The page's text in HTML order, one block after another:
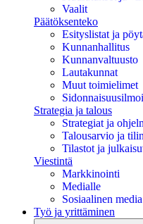
Vaalit
Päätöksenteko
Esityslistat ja
Kunnanhallitus
Kunnanvaltuusto
Lautakunnat
Muut toimielimet
Strategia ja talous
Strategiat ja
Talousarvio ja
Tilastot ja
Viestintä
Markkinointi
Medialle
Sosiaalinen media
Työ ja yrittäminen